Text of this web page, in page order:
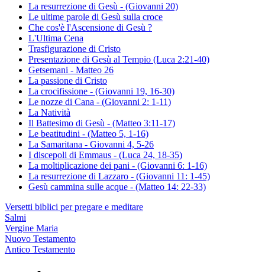
La resurrezione di Gesù - (Giovanni 20)
Le ultime parole di Gesù sulla croce
Che cos'è l'Ascensione di Gesù ?
L'Ultima Cena
Trasfigurazione di Cristo
Presentazione di Gesù al Tempio (Luca 2:21-40)
Getsemani - Matteo 26
La passione di Cristo
La crocifissione - (Giovanni 19, 16-30)
Le nozze di Cana - (Giovanni 2: 1-11)
La Natività
Il Battesimo di Gesù - (Matteo 3:11-17)
Le beatitudini - (Matteo 5, 1-16)
La Samaritana - Giovanni 4, 5-26
I discepoli di Emmaus - (Luca 24, 18-35)
La moltiplicazione dei pani - (Giovanni 6: 1-16)
La resurrezione di Lazzaro - (Giovanni 11: 1-45)
Gesù cammina sulle acque - (Matteo 14: 22-33)
Versetti biblici per pregare e meditare
Salmi
Vergine Maria
Nuovo Testamento
Antico Testamento